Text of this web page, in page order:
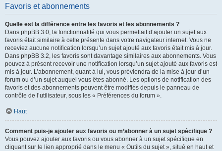
Favoris et abonnements
Quelle est la différence entre les favoris et les abonnements ?
Dans phpBB 3.0, la fonctionnalité qui vous permettait d’ajouter un sujet aux
favoris était similaire à celle présente dans votre navigateur internet. Vous ne
receviez aucune notification lorsqu’un sujet ajouté aux favoris était mis à jour.
Dans phpBB 3.2, les favoris sont davantage similaires aux abonnements. Vous
pouvez à présent recevoir une notification lorsqu’un sujet ajouté aux favoris est
mis à jour. L’abonnement, quant à lui, vous préviendra de la mise à jour d’un
forum ou d’un sujet auquel vous êtes abonné. Les options de notification des
favoris et des abonnements peuvent être modifiés depuis le panneau de
contrôle de l’utilisateur, sous les « Préférences du forum ».
Haut
Comment puis-je ajouter aux favoris ou m’abonner à un sujet spécifique ?
Vous pouvez ajouter aux favoris ou vous abonner à un sujet spécifique en
cliquant sur le lien approprié dans le menu « Outils du sujet », situé en haut et